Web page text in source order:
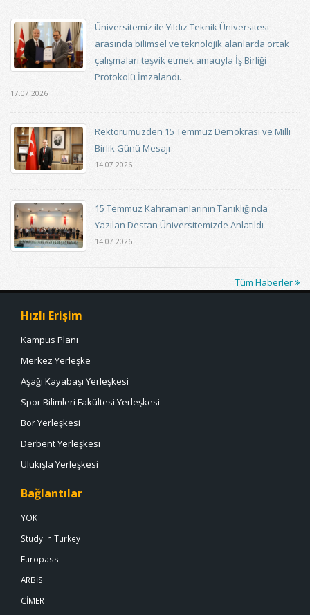
Üniversitemiz ile Yıldız Teknik Üniversitesi
arasında bilimsel ve teknolojik alanlarda ortak
çalışmaları teşvik etmek amacıyla İş Birliği
Protokolü İmzalandı.
17.07.2026
Rektörümüzden 15 Temmuz Demokrasi ve Milli
Birlik Günü Mesajı
14.07.2026
15 Temmuz Kahramanlarının Tanıklığında
Yazılan Destan Üniversitemizde Anlatıldı
14.07.2026
Tüm Haberler
Hızlı Erişim
Kampus Planı
Merkez Yerleşke
Aşağı Kayabaşı Yerleşkesi
Spor Bilimleri Fakültesi Yerleşkesi
Bor Yerleşkesi
Derbent Yerleşkesi
Ulukışla Yerleşkesi
Bağlantılar
YÖK
Study in Turkey
Europass
ARBİS
CİMER